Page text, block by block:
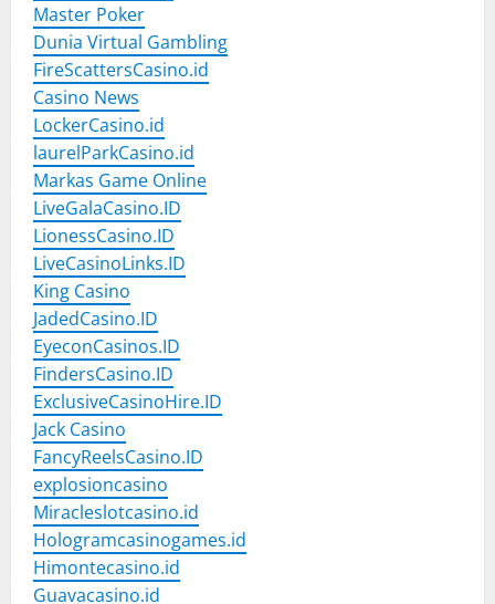
Master Poker
Dunia Virtual Gambling
FireScattersCasino.id
Casino News
LockerCasino.id
laurelParkCasino.id
Markas Game Online
LiveGalaCasino.ID
LionessCasino.ID
LiveCasinoLinks.ID
King Casino
JadedCasino.ID
EyeconCasinos.ID
FindersCasino.ID
ExclusiveCasinoHire.ID
Jack Casino
FancyReelsCasino.ID
explosioncasino
Miracleslotcasino.id
Hologramcasinogames.id
Himontecasino.id
Guavacasino.id